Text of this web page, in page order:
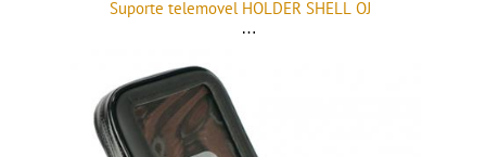
Suporte telemovel HOLDER SHELL OJ